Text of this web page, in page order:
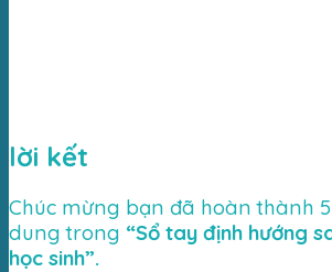
lời kết
Chúc mừng bạn đã hoàn thành
dung trong “Sổ tay định hướng
học sinh”.